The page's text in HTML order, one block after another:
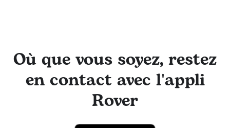
Où que vous soyez, restez
en contact avec l'appli
Rover